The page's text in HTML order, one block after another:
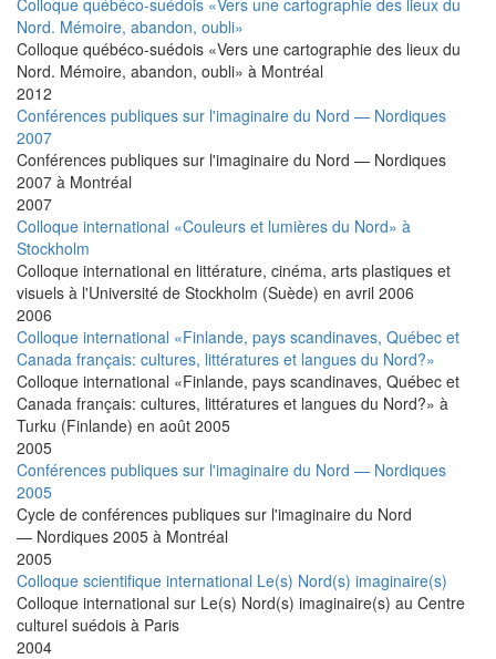
Nord. Mémoire, abandon, oubli»
Colloque québéco-suédois «Vers une cartographie des lieux du
Nord. Mémoire, abandon, oubli» à Montréal
2012
Conférences publiques sur l'imaginaire du Nord — Nordiques
2007
Conférences publiques sur l'imaginaire du Nord — Nordiques
2007 à Montréal
2007
Colloque international «Couleurs et lumières du Nord» à
Stockholm
Colloque international en littérature, cinéma, arts plastiques et
visuels à l'Université de Stockholm (Suède) en avril 2006
2006
Colloque international «Finlande, pays scandinaves, Québec et
Canada français: cultures, littératures et langues du Nord?»
Colloque international «Finlande, pays scandinaves, Québec et
Canada français: cultures, littératures et langues du Nord?» à
Turku (Finlande) en août 2005
2005
Conférences publiques sur l'imaginaire du Nord — Nordiques
2005
Cycle de conférences publiques sur l'imaginaire du Nord
— Nordiques 2005 à Montréal
2005
Colloque scientifique international Le(s) Nord(s) imaginaire(s)
Colloque international sur Le(s) Nord(s) imaginaire(s) au Centre
culturel suédois à Paris
2004